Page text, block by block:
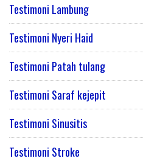
Testimoni Lambung
Testimoni Nyeri Haid
Testimoni Patah tulang
Testimoni Saraf kejepit
Testimoni Sinusitis
Testimoni Stroke